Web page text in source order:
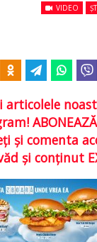
VIDEO
articolele
şi comenta
şi conţinut